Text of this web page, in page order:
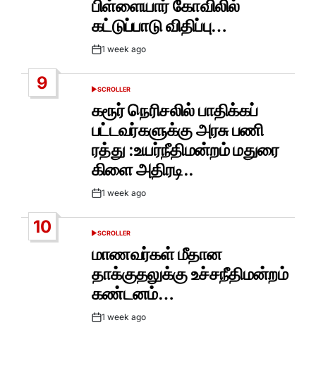
பிள்ளையார் கோவிலில்
கட்டுப்பாடு விதிப்பு…
Post1 week ago
9
POSTED
SCROLLER
கரூர் நெரிசலில் பாதிக்கப்
பட்டவர்களுக்கு அரசு பணி
ரத்து :உயர்நீதிமன்றம் மதுரை
கிளை அதிரடி..
Post1 week ago
10
POSTED
SCROLLER
மாணவர்கள் மீதான
தாக்குதலுக்கு உச்சநீதிமன்றம்
கண்டனம்…
Post1 week ago